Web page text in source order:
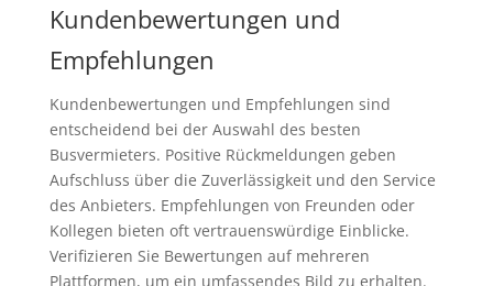
Kundenbewertungen und
Empfehlungen
Kundenbewertungen und Empfehlungen sind
entscheidend bei der Auswahl des besten
Busvermieters. Positive Rückmeldungen geben
Aufschluss über die Zuverlässigkeit und den Service
des Anbieters. Empfehlungen von Freunden oder
Kollegen bieten oft vertrauenswürdige Einblicke.
Verifizieren Sie Bewertungen auf mehreren
Plattformen, um ein umfassendes Bild zu erhalten.